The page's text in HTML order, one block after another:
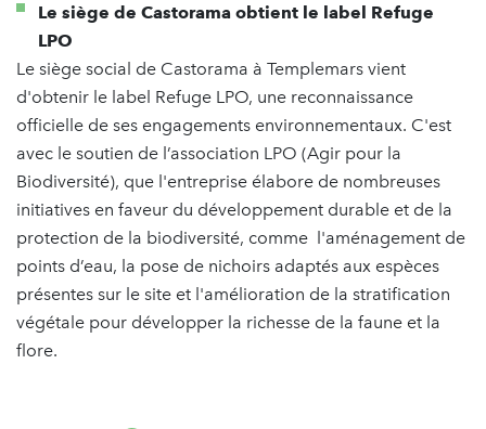
Le siège de Castorama obtient le label Refuge
LPO
Le siège social de Castorama à Templemars vient
d'obtenir le label Refuge LPO, une reconnaissance
officielle de ses engagements environnementaux. C'est
avec le soutien de l’association LPO (Agir pour la
Biodiversité), que l'entreprise élabore de nombreuses
initiatives en faveur du développement durable et de la
protection de la biodiversité, comme l'aménagement de
points d’eau, la pose de nichoirs adaptés aux espèces
présentes sur le site et l'amélioration de la stratification
végétale pour développer la richesse de la faune et la
flore.